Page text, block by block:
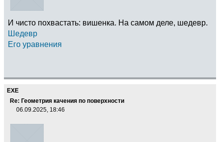
И чисто похвастать: вишенка. На самом деле, шедевр.
Шедевр
Его уравнения
EXE
Re: Геометрия качения по поверхности
06.09.2025, 18:46